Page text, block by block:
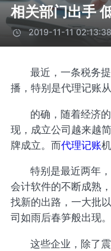
相关部门出手
2019-11-11 02:13:38
最近，一条税务
播，特别是代理记账
的确，随着经济
现，成立公司越来越
牌成立。而代理记账
特别是最近两年
会计软件的不断成熟
找新的出路，一大批
司如雨后春笋般出现。
这些企业，除了